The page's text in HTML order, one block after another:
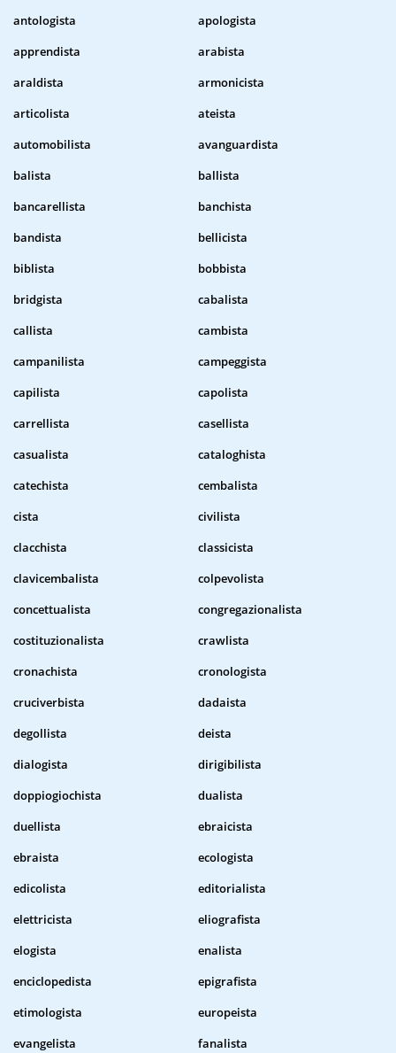
antologista
apologista
apprendista
arabista
araldista
armonicista
articolista
ateista
automobilista
avanguardista
balista
ballista
bancarellista
banchista
bandista
bellicista
biblista
bobbista
bridgista
cabalista
callista
cambista
campanilista
campeggista
capilista
capolista
carrellista
casellista
casualista
cataloghista
catechista
cembalista
cista
civilista
clacchista
classicista
clavicembalista
colpevolista
concettualista
congregazionalista
costituzionalista
crawlista
cronachista
cronologista
cruciverbista
dadaista
degollista
deista
dialogista
dirigibilista
doppiogiochista
dualista
duellista
ebraicista
ebraista
ecologista
edicolista
editorialista
elettricista
eliografista
elogista
enalista
enciclopedista
epigrafista
etimologista
europeista
evangelista
fanalista